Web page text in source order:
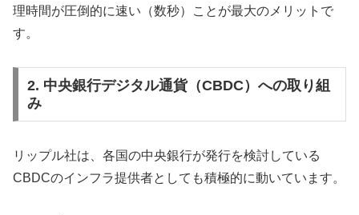
理時間が圧倒的に速い（数秒）ことが最大のメリットで
す。
2. 中央銀行デジタル通貨（CBDC）への取り組
み
リップル社は、各国の中央銀行が発行を検討している
CBDCのインフラ提供者としても積極的に動いています。